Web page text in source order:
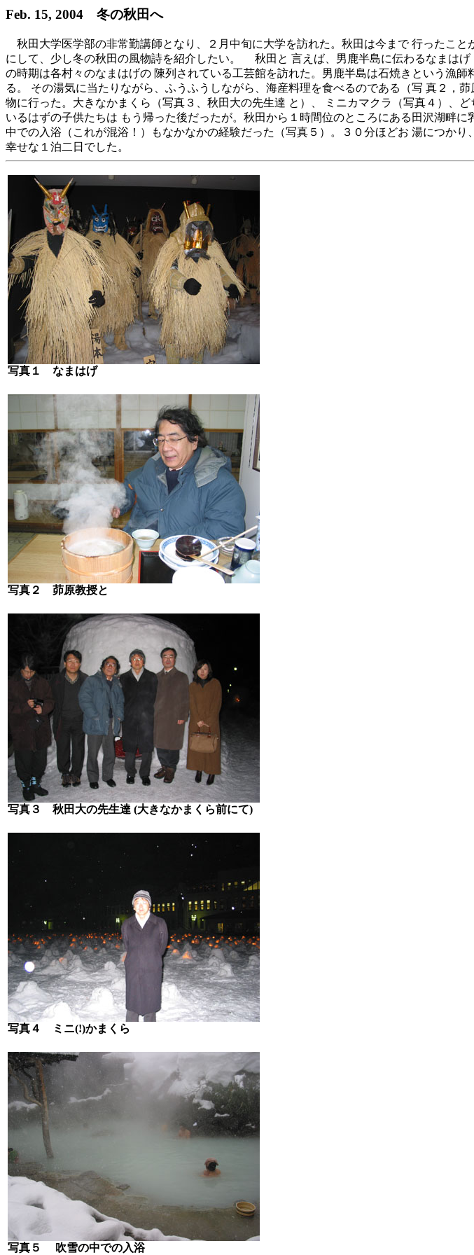
Feb. 15, 2004 冬の秋田へ
秋田大学医学部の非常勤講師となり、２月中旬に大学を訪れた。秋田は今まで 行ったこ
にして、少し冬の秋田の風物詩を紹介したい。 秋田と 言えば、男鹿半島に伝わるなまは
の時期は各村々のなまはげの 陳列されている工芸館を訪れた。男鹿半島は石焼きという漁
る。 その湯気に当たりながら、ふうふうしながら、海産料理を食べるのである（写 真２，
物に行った。大きなかまくら（写真３、秋田大の先生達 と）、 ミニカマクラ（写真４）、
いるはずの子供たちは もう帰った後だったが。秋田から１時間位のところにある田沢湖畔
中での入浴（これが混浴！）もなかなかの経験だった（写真５）。３０分ほどお 湯につか
幸せな１泊二日でした。
写真１ なまはげ
写真２ 茆原教授と
写真３ 秋田大の先生達 (大きなかまくら前にて)
写真４ ミニ(!)かまくら
写真５ 吹雪の中での入浴